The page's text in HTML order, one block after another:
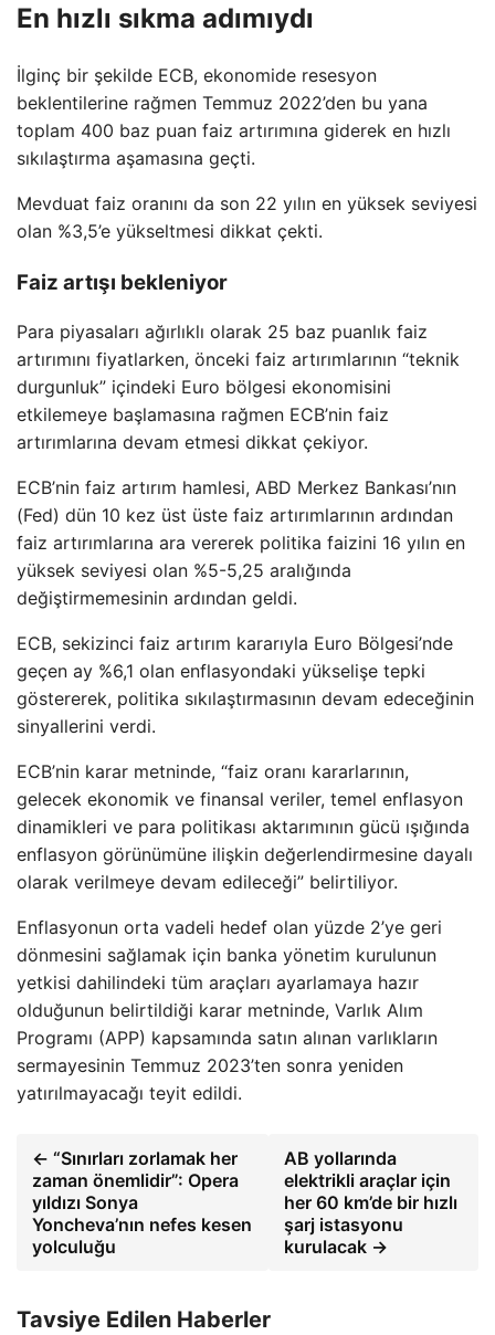
En hızlı sıkma adımıydı
İlginç bir şekilde ECB, ekonomide resesyon
beklentilerine rağmen Temmuz 2022’den bu yana
toplam 400 baz puan faiz artırımına giderek en hızlı
sıkılaştırma aşamasına geçti.
Mevduat faiz oranını da son 22 yılın en yüksek seviyesi
olan %3,5’e yükseltmesi dikkat çekti.
Faiz artışı bekleniyor
Para piyasaları ağırlıklı olarak 25 baz puanlık faiz
artırımını fiyatlarken, önceki faiz artırımlarının “teknik
durgunluk” içindeki Euro bölgesi ekonomisini
etkilemeye başlamasına rağmen ECB’nin faiz
artırımlarına devam etmesi dikkat çekiyor.
ECB’nin faiz artırım hamlesi, ABD Merkez Bankası’nın
(Fed) dün 10 kez üst üste faiz artırımlarının ardından
faiz artırımlarına ara vererek politika faizini 16 yılın en
yüksek seviyesi olan %5-5,25 aralığında
değiştirmemesinin ardından geldi.
ECB, sekizinci faiz artırım kararıyla Euro Bölgesi’nde
geçen ay %6,1 olan enflasyondaki yükselişe tepki
göstererek, politika sıkılaştırmasının devam edeceğinin
sinyallerini verdi.
ECB’nin karar metninde, “faiz oranı kararlarının,
gelecek ekonomik ve finansal veriler, temel enflasyon
dinamikleri ve para politikası aktarımının gücü ışığında
enflasyon görünümüne ilişkin değerlendirmesine dayalı
olarak verilmeye devam edileceği” belirtiliyor.
Enflasyonun orta vadeli hedef olan yüzde 2’ye geri
dönmesini sağlamak için banka yönetim kurulunun
yetkisi dahilindeki tüm araçları ayarlamaya hazır
olduğunun belirtildiği karar metninde, Varlık Alım
Programı (APP) kapsamında satın alınan varlıkların
sermayesinin Temmuz 2023’ten sonra yeniden
yatırılmayacağı teyit edildi.
← “Sınırları zorlamak her
zaman önemlidir”: Opera
yıldızı Sonya
Yoncheva’nın nefes kesen
yolculuğu
AB yollarında
elektrikli araçlar için
her 60 km’de bir hızlı
şarj istasyonu
kurulacak →
Tavsiye Edilen Haberler